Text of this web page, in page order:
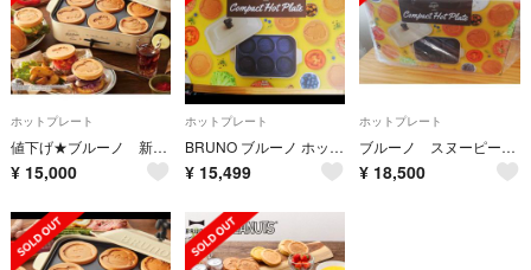
ホットプレート
値下げ★ブルーノ 新品未使用 ホットプレート スヌーピー
¥ 15,000
ホットプレート
BRUNO ブルーノ ホットプレート スヌーピー PEANUTS BOE070
¥ 15,499
ホットプレート
ブルーノ スヌーピー ホットプレート コラボモデル
¥ 18,500